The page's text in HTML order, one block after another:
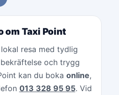
om Taxi Point
resa med tydlig
och trygg
kan du boka online,
013 328 95 95. Vid